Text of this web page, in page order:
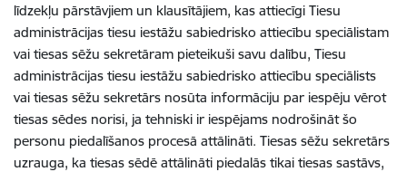
līdzekļu pārstāvjiem un klausītājiem, kas attiecīgi Tiesu
administrācijas tiesu iestāžu sabiedrisko attiecību speciālistam
vai tiesas sēžu sekretāram pieteikuši savu dalību, Tiesu
administrācijas tiesu iestāžu sabiedrisko attiecību speciālists
vai tiesas sēžu sekretārs nosūta informāciju par iespēju vērot
tiesas sēdes norisi, ja tehniski ir iespējams nodrošināt šo
personu piedalīšanos procesā attālināti. Tiesas sēžu sekretārs
uzrauga, ka tiesas sēdē attālināti piedalās tikai tiesas sastāvs,